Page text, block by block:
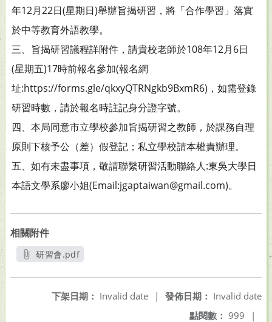
年12月22日(星期日)舉辦旨揭研習，將「合作學習」落實
於中等教育外語教學。
三、旨揭研習議程詳附件，請貴校老師於108年12月6日
(星期五)17時前報名參加(報名網
址:https://forms.gle/qkxyQTRNgkb9BxmR6)，如需登錄
研習時數，請於報名時註記身分證字號。
四、本局同意市立學校參加旨揭研習之教師，於課務自理
原則下核予公（差）假登記；私立學校請本權責辦理。
五、如有未盡事項，敬請聯繫研習活動聯絡人:東吳大學日
本語文學系廖小姐(Email:jgaptaiwan@gmail.com)。
相關附件
研習會.pdf
發佈日期： Invalid date
下架日期： Invalid date
|
點閱數： 999 |